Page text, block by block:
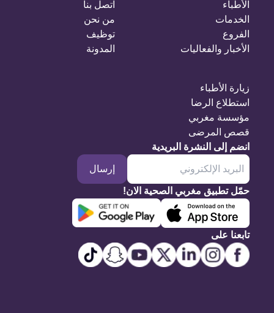
الأطباء
الخدمات
الفروع
الأخبار والفعاليات
اتصل بنا
من نحن
توظيف
المدونة
زيارة الأطباء
استطلاع الرضا
مؤسسة مغربي
قصص المرضى
انضم إلى النشرة البريدية
إرسال
حمّل تطبيق مغربي الصحية الان!
تابعنا على